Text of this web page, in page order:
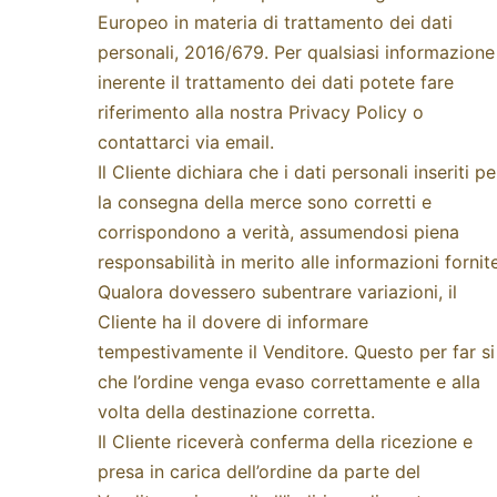
Europeo in materia di trattamento dei dati
personali, 2016/679. Per qualsiasi informazione
inerente il trattamento dei dati potete fare
riferimento alla nostra Privacy Policyo
contattarci via email.
Il Cliente dichiara che i dati personali inseriti
la consegna della merce sono corretti e
corrispondono a verità, assumendosi piena
responsabilità in merito alle informazioni
Qualora dovessero subentrare variazioni, il
Cliente ha il dovere di informare
tempestivamente il Venditore. Questo per far si
che l’ordine venga evaso correttamente e alla
volta della destinazione corretta.
Il Cliente riceverà conferma della ricezione e
presa in carica dell’ordine da parte del